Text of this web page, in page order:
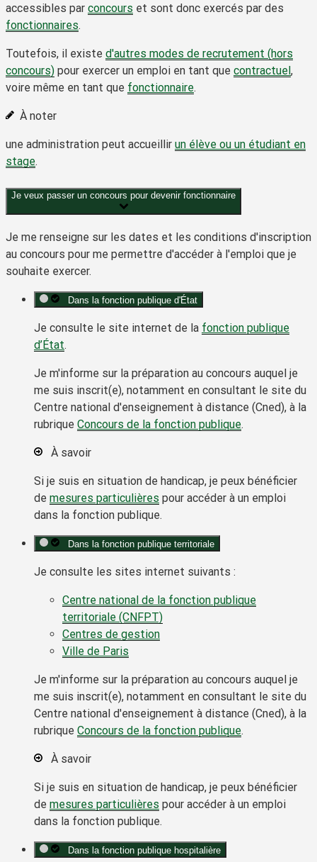
accessibles par concours et sont donc exercés par des
fonctionnaires.
Toutefois, il existe d'autres modes de recrutement (hors
concours) pour exercer un emploi en tant que contractuel ,
voire même en tant que fonctionnaire.
À noter
une administration peut accueillir un élève ou un étudiant en
stage.
Je veux passer un concours pour devenir fonctionnaire
Je me renseigne sur les dates et les conditions d'inscription
au concours pour me permettre d'accéder à l'emploi que je
souhaite exercer.
Dans la fonction publique d'État
Je consulte le site internet de la fonction publique
d’État.
Je m'informe sur la préparation au concours auquel je
me suis inscrit(e), notamment en consultant le site du
Centre national d'enseignement à distance (Cned), à la
rubrique Concours de la fonction publique.
À savoir
Si je suis en situation de handicap, je peux bénéficier
de mesures particulières pour accéder à un emploi
dans la fonction publique.
Dans la fonction publique territoriale
Je consulte les sites internet suivants :
Centre national de la fonction publique
territoriale (CNFPT)
Centres de gestion
Ville de Paris
Je m'informe sur la préparation au concours auquel je
me suis inscrit(e), notamment en consultant le site du
Centre national d'enseignement à distance (Cned), à la
rubrique Concours de la fonction publique.
À savoir
Si je suis en situation de handicap, je peux bénéficier
de mesures particulières pour accéder à un emploi
dans la fonction publique.
Dans la fonction publique hospitalière